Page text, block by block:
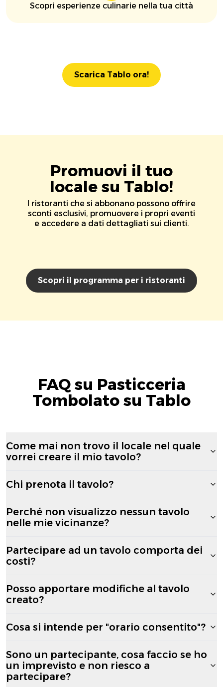
Scopri esperienze culinarie nella tua città
Scarica Tablo ora!
Promuovi il tuo
locale su Tablo!
I ristoranti che si abbonano possono offrire
sconti esclusivi, promuovere i propri eventi
e accedere a dati dettagliati sui clienti.
Scopri il programma per i ristoranti
FAQ su Pasticceria
Tombolato su Tablo
Come mai non trovo il locale nel quale
vorrei creare il mio tavolo?
Chi prenota il tavolo?
Perché non visualizzo nessun tavolo
nelle mie vicinanze?
Partecipare ad un tavolo comporta dei
costi?
Posso apportare modifiche al tavolo
creato?
Cosa si intende per "orario consentito"?
Sono un partecipante, cosa faccio se ho
un imprevisto e non riesco a
partecipare?